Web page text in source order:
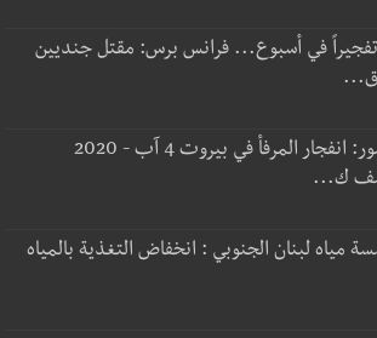
50 تفجيراً في أسبوع... فرانس برس: مقتل جنديين
بالصور: انفجار المرفأ في بيروت 4 آب - 2020
ك...
مياه لبنان الجنوبي : انخفاض التغذية بالمياه